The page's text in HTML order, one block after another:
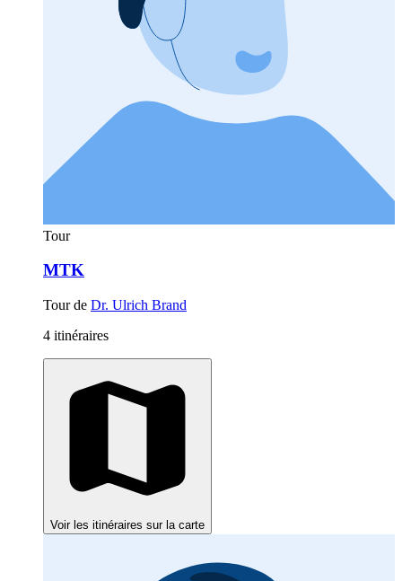
Tour
MTK
Tour de Dr. Ulrich Brand
4 itinéraires
Voir les itinéraires sur la carte